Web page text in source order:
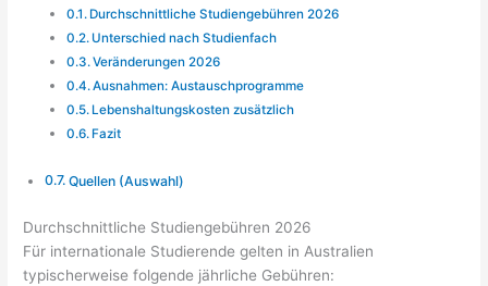
Durchschnittliche Studiengebühren 2026
Unterschied nach Studienfach
Veränderungen 2026
Ausnahmen: Austauschprogramme
Lebenshaltungskosten zusätzlich
Fazit
Quellen (Auswahl)
Durchschnittliche Studiengebühren 2026
Für internationale Studierende gelten in Australien
typischerweise folgende jährliche Gebühren: